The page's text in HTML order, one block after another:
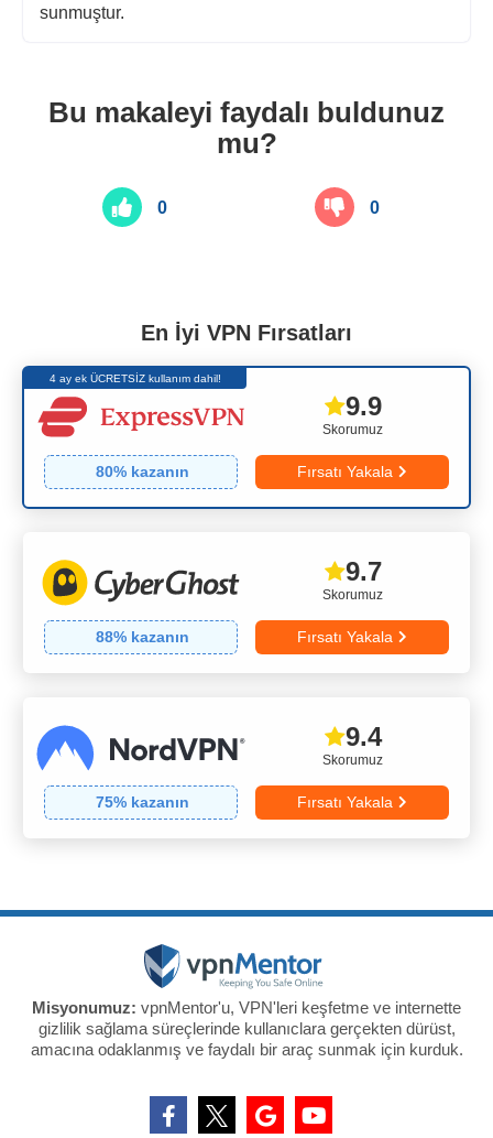
sunmuştur.
Bu makaleyi faydalı buldunuz
mu?
0 0
En İyi VPN Fırsatları
4 ay ek ÜCRETSİZ kullanım dahil!
Skorumuz
9.9
80% kazanın Fırsatı Yakala
Skorumuz
9.7
88% kazanın Fırsatı Yakala
Skorumuz
9.4
75% kazanın Fırsatı Yakala
Misyonumuz: vpnMentor'u, VPN'leri keşfetme ve internette
gizlilik sağlama süreçlerinde kullanıclara gerçekten dürüst,
amacına odaklanmış ve faydalı bir araç sunmak için kurduk.